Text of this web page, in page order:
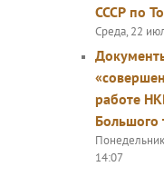
СССР по
Среда, 22
работе
Большого
14:07